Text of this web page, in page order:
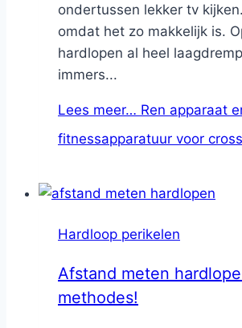
ondertussen lekker tv
omdat het zo makkelijk is.
hardlopen al heel
immers...
Lees meer… Ren apparaat
fitnessapparatuur voor
Hardloop perikelen
Afstand meten
methodes!